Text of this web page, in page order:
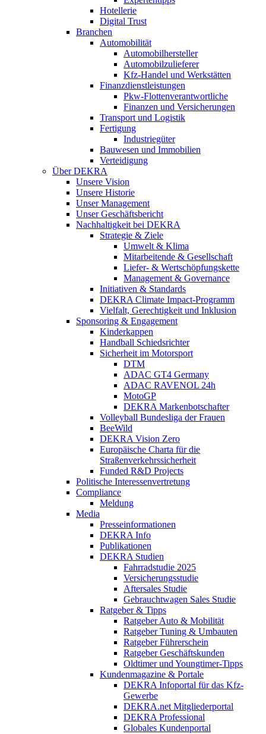
Hotellerie
Digital Trust
Branchen
Automobilität
Automobilhersteller
Automobilzulieferer
Kfz-Handel und Werkstätten
Finanzdienstleistungen
Pkw‑Flottenverantwortliche
Finanzen und Versicherungen
Transport und Logistik
Fertigung
Industriegüter
Bauwesen und Immobilien
Verteidigung
Über DEKRA
Unsere Vision
Unsere Historie
Unser Management
Unser Geschäftsbericht
Nachhaltigkeit bei DEKRA
Strategie & Ziele
Umwelt & Klima
Mitarbeitende & Gesellschaft
Liefer- & Wertschöpfungskette
Management & Governance
Initiativen & Standards
DEKRA Climate Impact-Programm
Vielfalt, Gerechtigkeit und Inklusion​
Sponsoring & Engagement
Kinderkappen
Handball Schiedsrichter
Sicherheit im Motorsport
DTM
ADAC GT4 Germany
ADAC RAVENOL 24h
MotoGP
DEKRA Markenbotschafter
Volleyball Bundesliga der Frauen
BeeWild
DEKRA Vision Zero
Europäische Charta für die
Straßenverkehrssicherheit
Funded R&D Projects
Politische Interessenvertretung
Compliance
Meldung
Media
Presseinformationen
DEKRA Info
Publikationen
DEKRA Studien
Fahrradstudie 2025
Versicherungsstudie
Aftersales Studie
Gebrauchtwagen Sales Studie
Ratgeber & Tipps
Ratgeber Auto & Mobilität
Ratgeber Tuning & Umbauten
Ratgeber Führerschein
Ratgeber Geschäftskunden
Oldtimer und Youngtimer-Tipps
Kundenmagazine & Portale
DEKRA Infoportal für das Kfz-
Gewerbe
DEKRA.net Mitgliederportal
DEKRA Professional
Globales Kundenportal